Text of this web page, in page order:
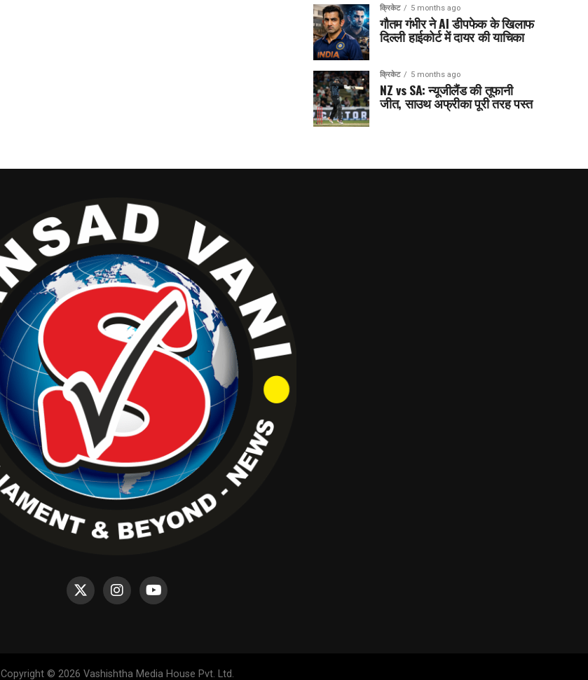
क्रिकेट 5 months ago
गौतम गंभीर ने AI डीपफेक के खिलाफ
दिल्ली हाईकोर्ट में दायर की याचिका
क्रिकेट 5 months ago
NZ vs SA: न्यूजीलैंड की तूफानी
जीत, साउथ अफ्रीका पूरी तरह पस्त
Copyright © 2026 Vashishtha Media House Pvt. Ltd.